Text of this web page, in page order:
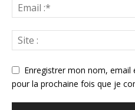
Enregistrer mon nom, email
pour la prochaine fois que je